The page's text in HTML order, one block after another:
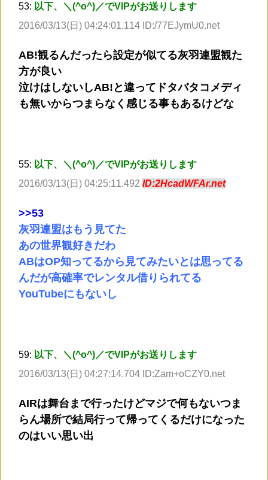
53: 以下、＼(^o^)／でVIPがお送りします
2016/03/13(日) 04:24:01.114 ID:/77EJymU0.net
AB!観るんだったら設定が似てる灰羽連盟観た
方が良い
泣けはしないしAB!と違ってドタバタコメディ
も無いからつまらなく感じる事もあるけどな
55: 以下、＼(^o^)／でVIPがお送りします
2016/03/13(日) 04:25:11.492 ID:2HcadWFAr.net
>>53
灰羽連盟はもう見てた
あの世界観好きだわ
ABはOP知ってるから見てみたいとは思ってる
んだが高確率でレンタル借りられてる
YouTubeにもないし
59: 以下、＼(^o^)／でVIPがお送りします
2016/03/13(日) 04:27:14.704 ID:Zam+oCZY0.net
AIRは舞台まで行ったけどマジで何もないつま
らん場所で結局行って帰ってくるだけになった
のはいい思い出